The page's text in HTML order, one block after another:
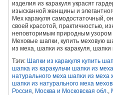
изделия из каракуля украсят
изысканной женщины и
Мех каракуля самодостаточный,
своей красотой, практичностью,
неповторимым природным узором
Меховые шапки, купить меховую
из меха, шапки из каракуля, шапки
Тэги: Шапки из каракуля купить
шапка из каракульчи шапки из меха
натурального меха шапки из меха
шапки из натурального меха
Россия, Москва и Московская обл.,